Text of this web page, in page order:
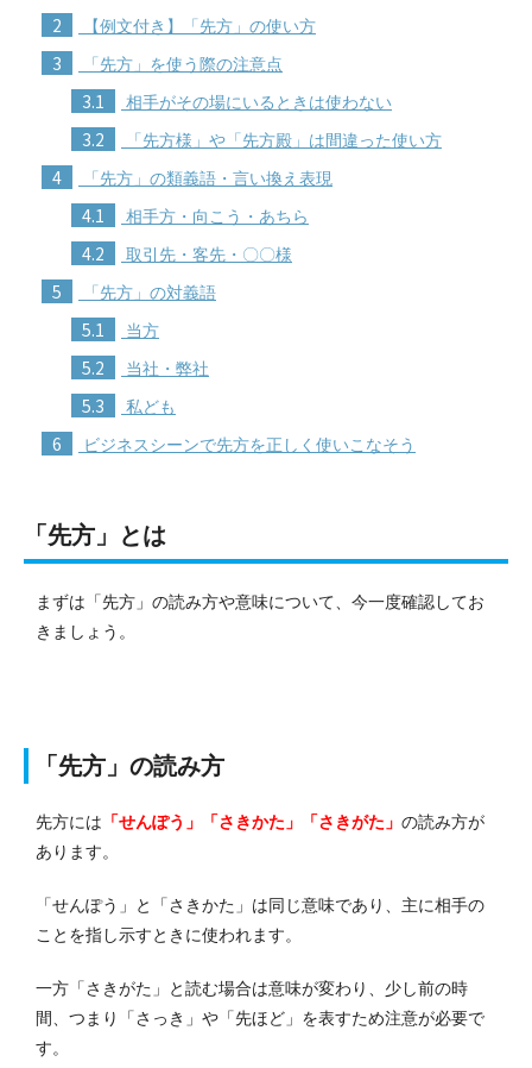
2 【例文付き】「先方」の使い方
3 「先方」を使う際の注意点
3.1 相手がその場にいるときは使わない
3.2 「先方様」や「先方殿」は間違った使い方
4 「先方」の類義語・言い換え表現
4.1 相手方・向こう・あちら
4.2 取引先・客先・〇〇様
5 「先方」の対義語
5.1 当方
5.2 当社・弊社
5.3 私ども
6 ビジネスシーンで先方を正しく使いこなそう
「先方」とは
まずは「先方」の読み方や意味について、今一度確認してお
きましょう。
「先方」の読み方
先方には 「せんぽう」「さきかた」「さきがた」 の読み方が
あります。
「せんぽう」と「さきかた」は同じ意味であり、主に相手の
ことを指し示すときに使われます。
一方「さきがた」と読む場合は意味が変わり、少し前の時
間、つまり「さっき」や「先ほど」を表すため注意が必要で
す。